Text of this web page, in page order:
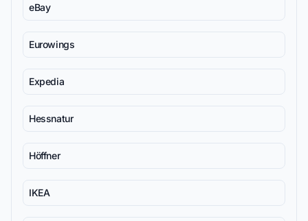
eBay
Eurowings
Expedia
Hessnatur
Höffner
IKEA